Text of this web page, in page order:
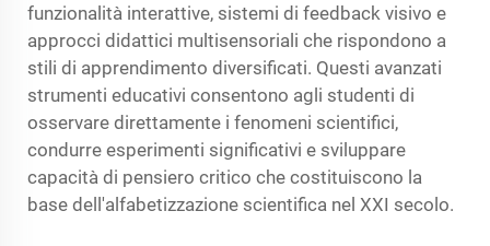
funzionalità interattive, sistemi di feedback visivo e
approcci didattici multisensoriali che rispondono a
stili di apprendimento diversificati. Questi avanzati
strumenti educativi consentono agli studenti di
osservare direttamente i fenomeni scientifici,
condurre esperimenti significativi e sviluppare
capacità di pensiero critico che costituiscono la
base dell'alfabetizzazione scientifica nel XXI secolo.